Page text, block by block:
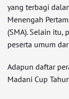
yang terbagi
Menengah
(SMA). Selain
peserta umum
Adapun daftar
Madani Cup